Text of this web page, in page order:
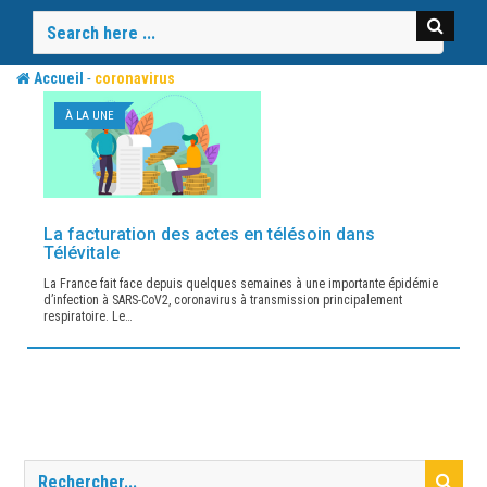
content
Accueil - coronavirus
À LA UNE
La facturation des actes en télésoin dans
Télévitale
La France fait face depuis quelques semaines à une importante épidémie
d’infection à SARS-CoV2, coronavirus à transmission principalement
respiratoire. Le…